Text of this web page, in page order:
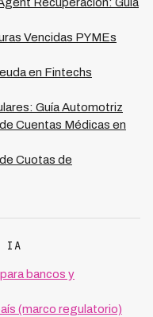
Recuperacion: Guia
Vencidas PYMEs
en Fintechs
Guía Automotriz
Cuentas Médicas en
Cuotas de
IA
bancos y
(marco regulatorio)